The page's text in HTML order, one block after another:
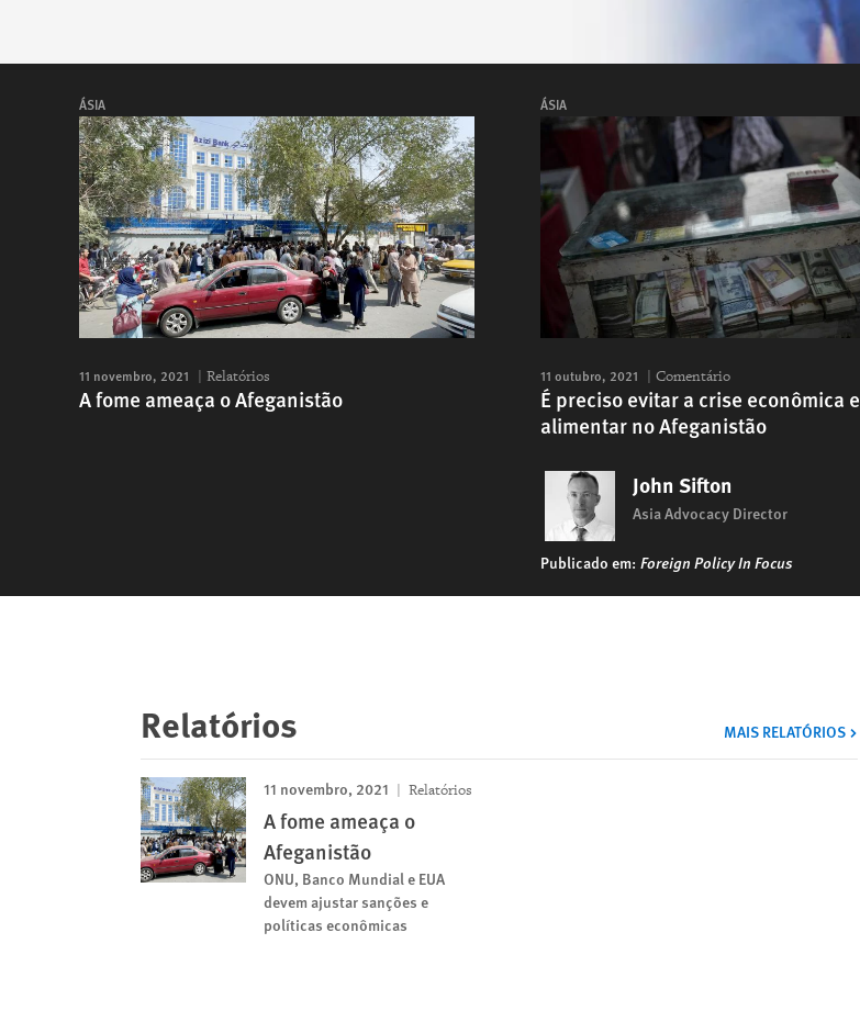
ÁSIA
11 novembro, 2021 Relatórios
A fome ameaça o Afeganistão
ÁSIA
11 outubro, 2021 Comentário
É preciso evitar a crise econômica e
alimentar no Afeganistão
John Sifton
Asia Advocacy Director
Publicado em: Foreign Policy In Focus
Relatórios MAIS RELATÓRIOS
11 novembro, 2021 Relatórios
A fome ameaça o
Afeganistão
ONU, Banco Mundial e EUA
devem ajustar sanções e
políticas econômicas